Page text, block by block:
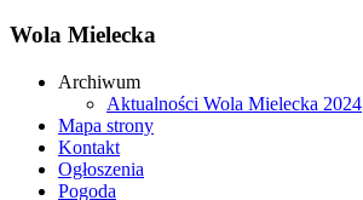
Wola Mielecka
Archiwum
Aktualności Wola Mielecka 2024
Mapa strony
Kontakt
Ogłoszenia
Pogoda